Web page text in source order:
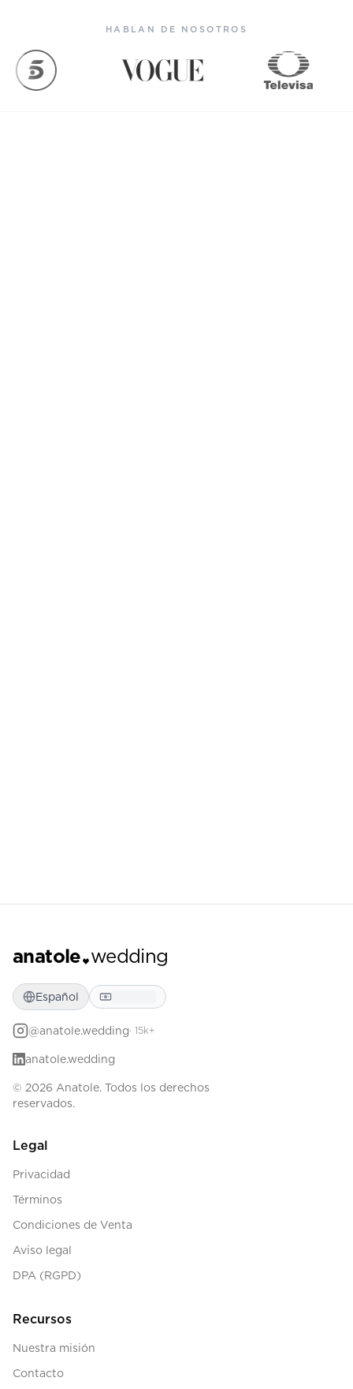
HABLAN DE NOSOTROS
anatole wedding
Español
@anatole.wedding· 15k+
anatole.wedding
© 2026 Anatole. Todos los derechos
reservados.
Legal
Privacidad
Términos
Condiciones de Venta
Aviso legal
DPA (RGPD)
Recursos
Nuestra misión
Contacto